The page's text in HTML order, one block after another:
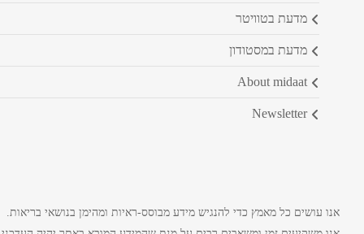
מדעת בטוויטר
מדעת במסטודון
about midaat
newsletter
אנו עושים כל מאמץ כדי להנגיש מידע מבוסס-ראיות ומהימן בנושאי בריאות.